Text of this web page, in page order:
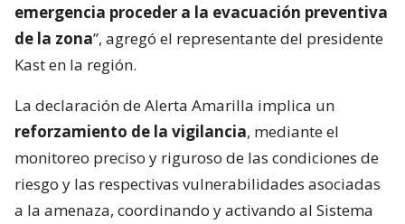
emergencia proceder a la evacuación preventiva
de la zona”, agregó el representante del presidente
Kast en la región.
La declaración de Alerta Amarilla implica un
reforzamiento de la vigilancia, mediante el
monitoreo preciso y riguroso de las condiciones de
riesgo y las respectivas vulnerabilidades asociadas
a la amenaza, coordinando y activando al Sistema